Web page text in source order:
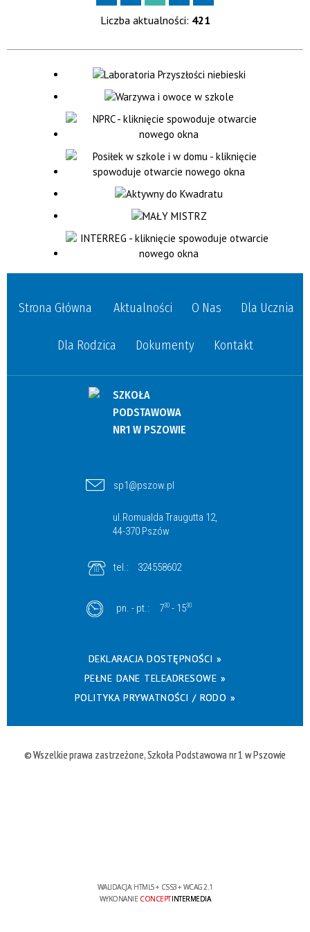
Liczba aktualności: 421
Strona Główna Aktualności O Nas Dla Ucznia
Dla Rodzica Dokumenty Kontakt
SZKOŁA
PODSTAWOWA
NR1 W PSZOWIE
sp1@pszow.pl
ul.Romualda Traugutta 12,
44-370 Pszów
tel.: 324558602
pn. - pt.: 730 - 1530
DEKLARACJA DOSTĘPNOŚCI »
PEŁNE DANE TELEADRESOWE »
POLITYKA PRYWATNOŚCI / RODO »
© Wszelkie prawa zastrzeżone, Szkoła Podstawowa nr 1 w Pszowie
WALIDACJA: HTML5+ CSS3+ WCAG 2.1
WYKONANIE CONCEPTINTERMEDIA